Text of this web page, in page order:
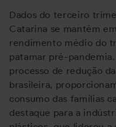
Dados do terceiro
Catarina se mantém
rendimento médio do
patamar pré-
processo de redução
brasileira,
consumo das famílias
destaque para a